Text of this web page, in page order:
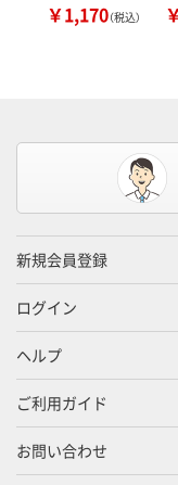
￥1,170（税込）
新規会員登録
ログイン
ヘルプ
ご利用ガイド
お問い合わせ